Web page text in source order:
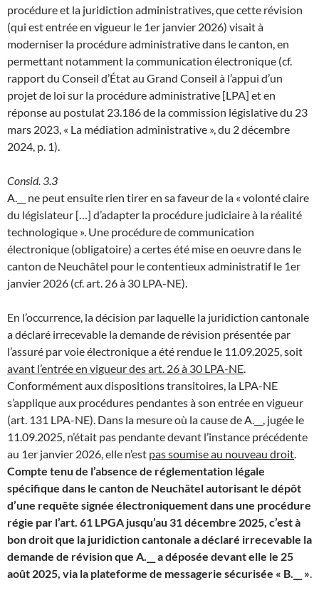
procédure et la juridiction administratives, que cette révision
(qui est entrée en vigueur le 1er janvier 2026) visait à
moderniser la procédure administrative dans le canton, en
permettant notamment la communication électronique (cf.
rapport du Conseil d’État au Grand Conseil à l’appui d’un
projet de loi sur la procédure administrative [LPA] et en
réponse au postulat 23.186 de la commission législative du 23
mars 2023, « La médiation administrative », du 2 décembre
2024, p. 1).
Consid. 3.3
A.__ ne peut ensuite rien tirer en sa faveur de la « volonté claire
du législateur […] d’adapter la procédure judiciaire à la réalité
technologique ». Une procédure de communication
électronique (obligatoire) a certes été mise en oeuvre dans le
canton de Neuchâtel pour le contentieux administratif le 1er
janvier 2026 (cf. art. 26 à 30 LPA-NE).
En l’occurrence, la décision par laquelle la juridiction cantonale
a déclaré irrecevable la demande de révision présentée par
l’assuré par voie électronique a été rendue le 11.09.2025, soit
avant l’entrée en vigueur des art. 26 à 30 LPA-NE
Conformément aux dispositions transitoires, la LPA-NE
s’applique aux procédures pendantes à son entrée en vigueur
(art. 131 LPA-NE). Dans la mesure où la cause de A.__, jugée le
11.09.2025, n’était pas pendante devant l’instance précédente
au 1er janvier 2026, elle n’est pas soumise au nouveau droit
Compte tenu de l’absence de réglementation légale
spécifique dans le canton de Neuchâtel autorisant le dépôt
d’une requête signée électroniquement dans une procédure
régie par l’art. 61 LPGA jusqu’au 31 décembre 2025, c’est à
bon droit que la juridiction cantonale a déclaré irrecevable la
demande de révision que A.__ a déposée devant elle le 25
août 2025, via la plateforme de messagerie sécurisée « B.__ »